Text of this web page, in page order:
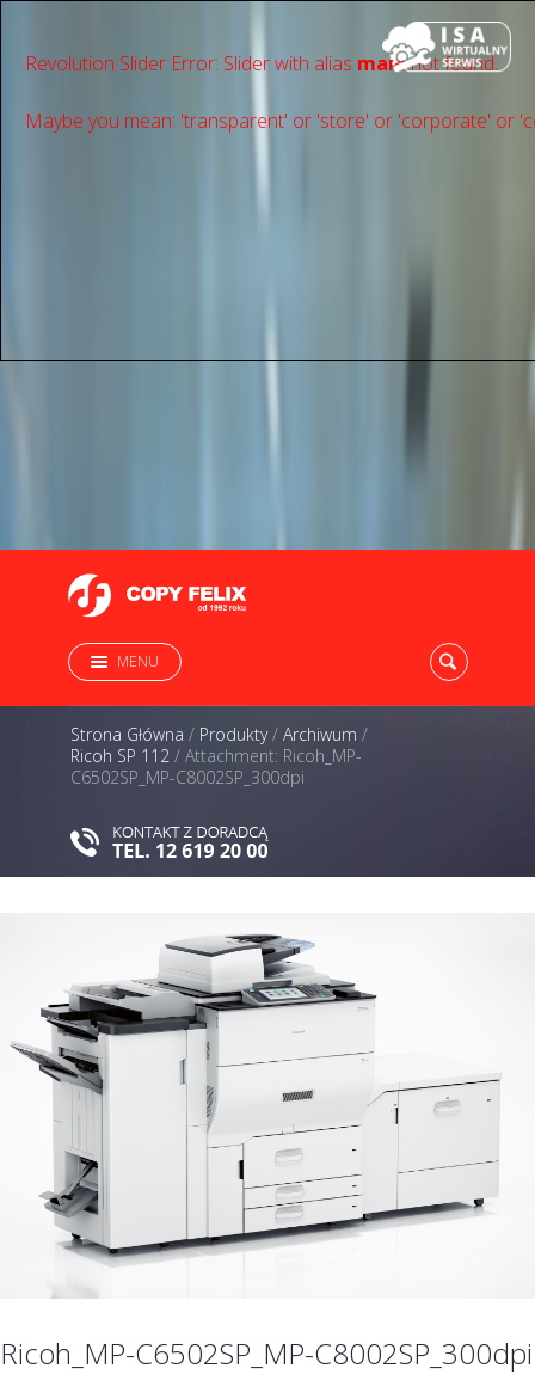
Revolution Slider Error: Slider with alias mainnot found.
Maybe you mean: 'transparent' or 'store' or 'сorporate' or
MENU
Strona Główna / Produkty/ Archiwum /
Ricoh SP 112 / Attachment: Ricoh_MP-
C6502SP_MP-C8002SP_300dpi
Ricoh_MP-C6502SP_MP-C8002SP_300dpi